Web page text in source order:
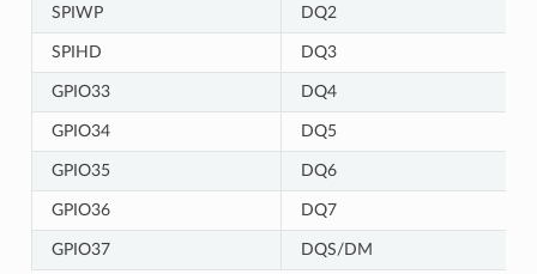
SPIWP DQ2
SPIHD DQ3
GPIO33 DQ4
GPIO34 DQ5
GPIO35 DQ6
GPIO36 DQ7
GPIO37 DQS/DM